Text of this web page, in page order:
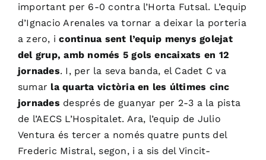
important per 6-0 contra l’Horta Futsal. L’equip
d’Ignacio Arenales va tornar a deixar la porteria
a zero, i continua sent l’equip menys golejat
del grup, amb només 5 gols encaixats en 12
jornades. I, per la seva banda, el Cadet C va
sumar la quarta victòria en les últimes cinc
jornades després de guanyar per 2-3 a la pista
de l’AECS L’Hospitalet. Ara, l’equip de Julio
Ventura és tercer a només quatre punts del
Frederic Mistral, segon, i a sis del Vincit-